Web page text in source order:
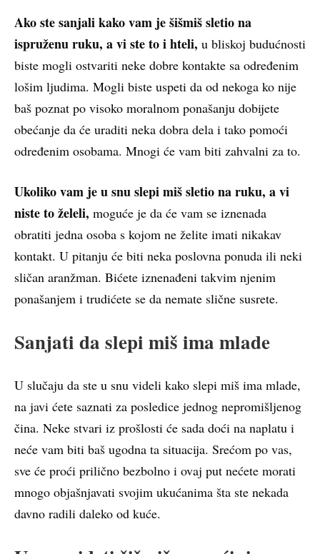
Ako ste sanjali kako vam je šišmiš sletio na
ispruženu ruku, a vi ste to i hteli, u bliskoj budućnosti
biste mogli ostvariti neke dobre kontakte sa određenim
lošim ljudima. Mogli biste uspeti da od nekoga ko nije
baš poznat po visoko moralnom ponašanju dobijete
obećanje da će uraditi neka dobra dela i tako pomoći
određenim osobama. Mnogi će vam biti zahvalni za to.
Ukoliko vam je u snu slepi miš sletio na ruku, a vi
niste to želeli, moguće je da će vam se iznenada
obratiti jedna osoba s kojom ne želite imati nikakav
kontakt. U pitanju će biti neka poslovna ponuda ili neki
sličan aranžman. Bićete iznenađeni takvim njenim
ponašanjem i trudićete se da nemate slične susrete.
Sanjati da slepi miš ima mlade
U slučaju da ste u snu videli kako slepi miš ima mlade,
na javi ćete saznati za posledice jednog nepromišljenog
čina. Neke stvari iz prošlosti će sada doći na naplatu i
neće vam biti baš ugodna ta situacija. Srećom po vas,
sve će proći prilično bezbolno i ovaj put nećete morati
mnogo objašnjavati svojim ukućanima šta ste nekada
davno radili daleko od kuće.